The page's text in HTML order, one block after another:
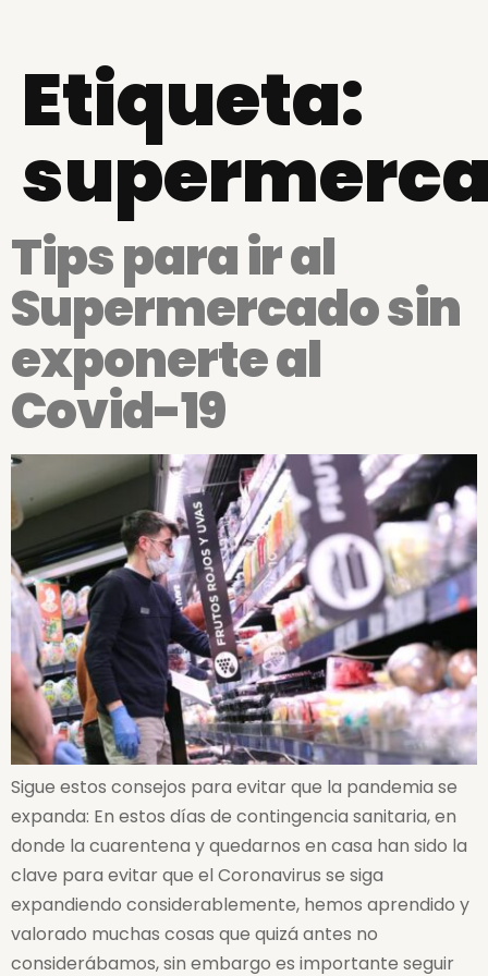
Etiqueta:
Tips para ir al
Supermercado sin
exponerte al
Covid-19
Sigue estos consejos para evitar que la pandemia se
expanda: En estos días de contingencia sanitaria, en
donde la cuarentena y quedarnos en casa han sido la
clave para evitar que el Coronavirus se siga
expandiendo considerablemente, hemos aprendido y
valorado muchas cosas que quizá antes no
considerábamos, sin embargo es importante seguir